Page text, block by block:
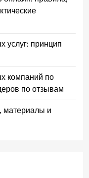
услуг: принцип
компаний по
по отзывам
материалы и